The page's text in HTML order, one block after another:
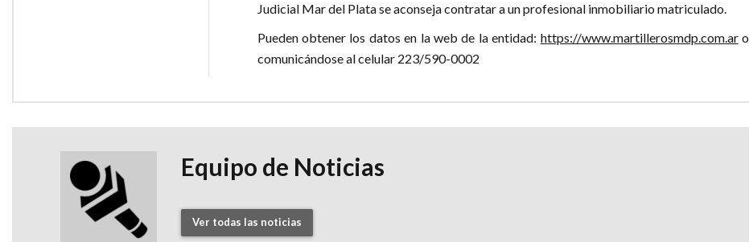
Judicial Mar del Plata se aconseja contratar a un profesional inmobiliario matriculado.
Pueden obtener los datos en la web de la entidad: https://www.martillerosmdp.com.aro
comunicándose al celular 223/590-0002
Equipo de Noticias
Ver todas las noticias